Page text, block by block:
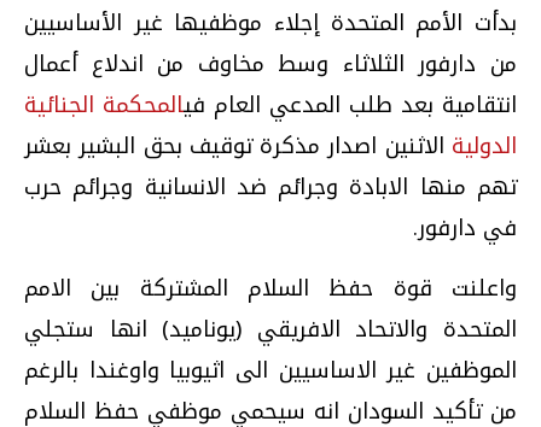
بدأت الأمم المتحدة إجلاء موظفيها غير الأساسيين
من دارفور الثلاثاء وسط مخاوف من اندلاع أعمال
انتقامية بعد طلب المدعي العام فيالمحكمة الجنائية
الدولية الاثنين اصدار مذكرة توقيف بحق البشير بعشر
تهم منها الابادة وجرائم ضد الانسانية وجرائم حرب
في دارفور.
واعلنت قوة حفظ السلام المشتركة بين الامم
المتحدة والاتحاد الافريقي (يوناميد) انها ستجلي
الموظفين غير الاساسيين الى اثيوبيا واوغندا بالرغم
من تأكيد السودان انه سيحمي موظفي حفظ السلام